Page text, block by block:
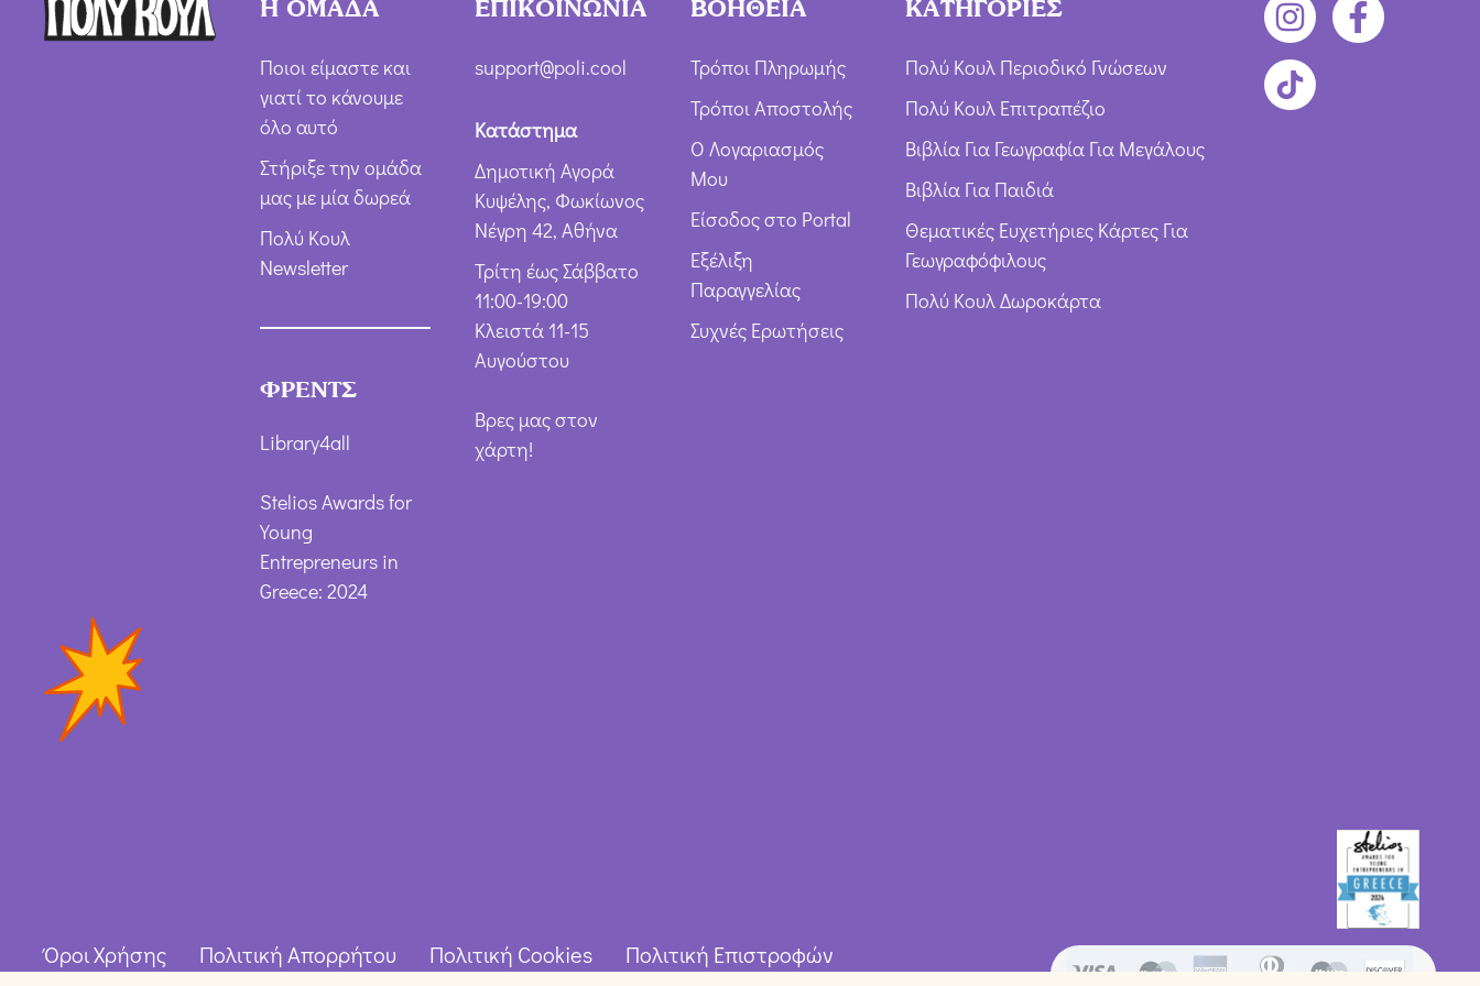
ρ
Η ΟΜΑΔΑ
Ποιοι είμαστε και
γιατί το κάνουμε
όλο αυτό
Στήριξε την ομάδα
μας με μία δωρεά
Πολύ Κουλ
Newsletter
ΦΡΕΝΤΣ
Library4all
Stelios Awards for
Young
Entrepreneurs in
Greece: 2024
ΕΠΙΚΟΙΝΩΝΙΑ
support@poli.cool
Κατάστημα
Δημοτική Αγορά
Κυψέλης, Φωκίωνος
Νέγρη 42, Αθήνα
Τρίτη έως Σάββατο
11:00-19:00
Κλειστά 11-15
Αυγούστου
Βρες μας στον
χάρτη!
ΒΟΗΘΕΙΑ
Τρόποι Πληρωμής
Τρόποι Αποστολής
Ο Λογαριασμός
Μου
Είσοδος στο Portal
Εξέλιξη
Παραγγελίας
Συχνές Ερωτήσεις
ΚΑΤΗΓΟΡΙΕΣ
Πολύ Κουλ Περιοδικό Γνώσεων
Πολύ Κουλ Επιτραπέζιο
Βιβλία Για Γεωγραφία Για Μεγάλους
Βιβλία Για Παιδιά
Θεματικές Ευχετήριες Κάρτες Για
Γεωγραφόφιλους
Πολύ Κουλ Δωροκάρτα
Όροι Χρήσης Πολιτική Απορρήτου Πολιτική Cookies
Πολιτική Επιστροφών